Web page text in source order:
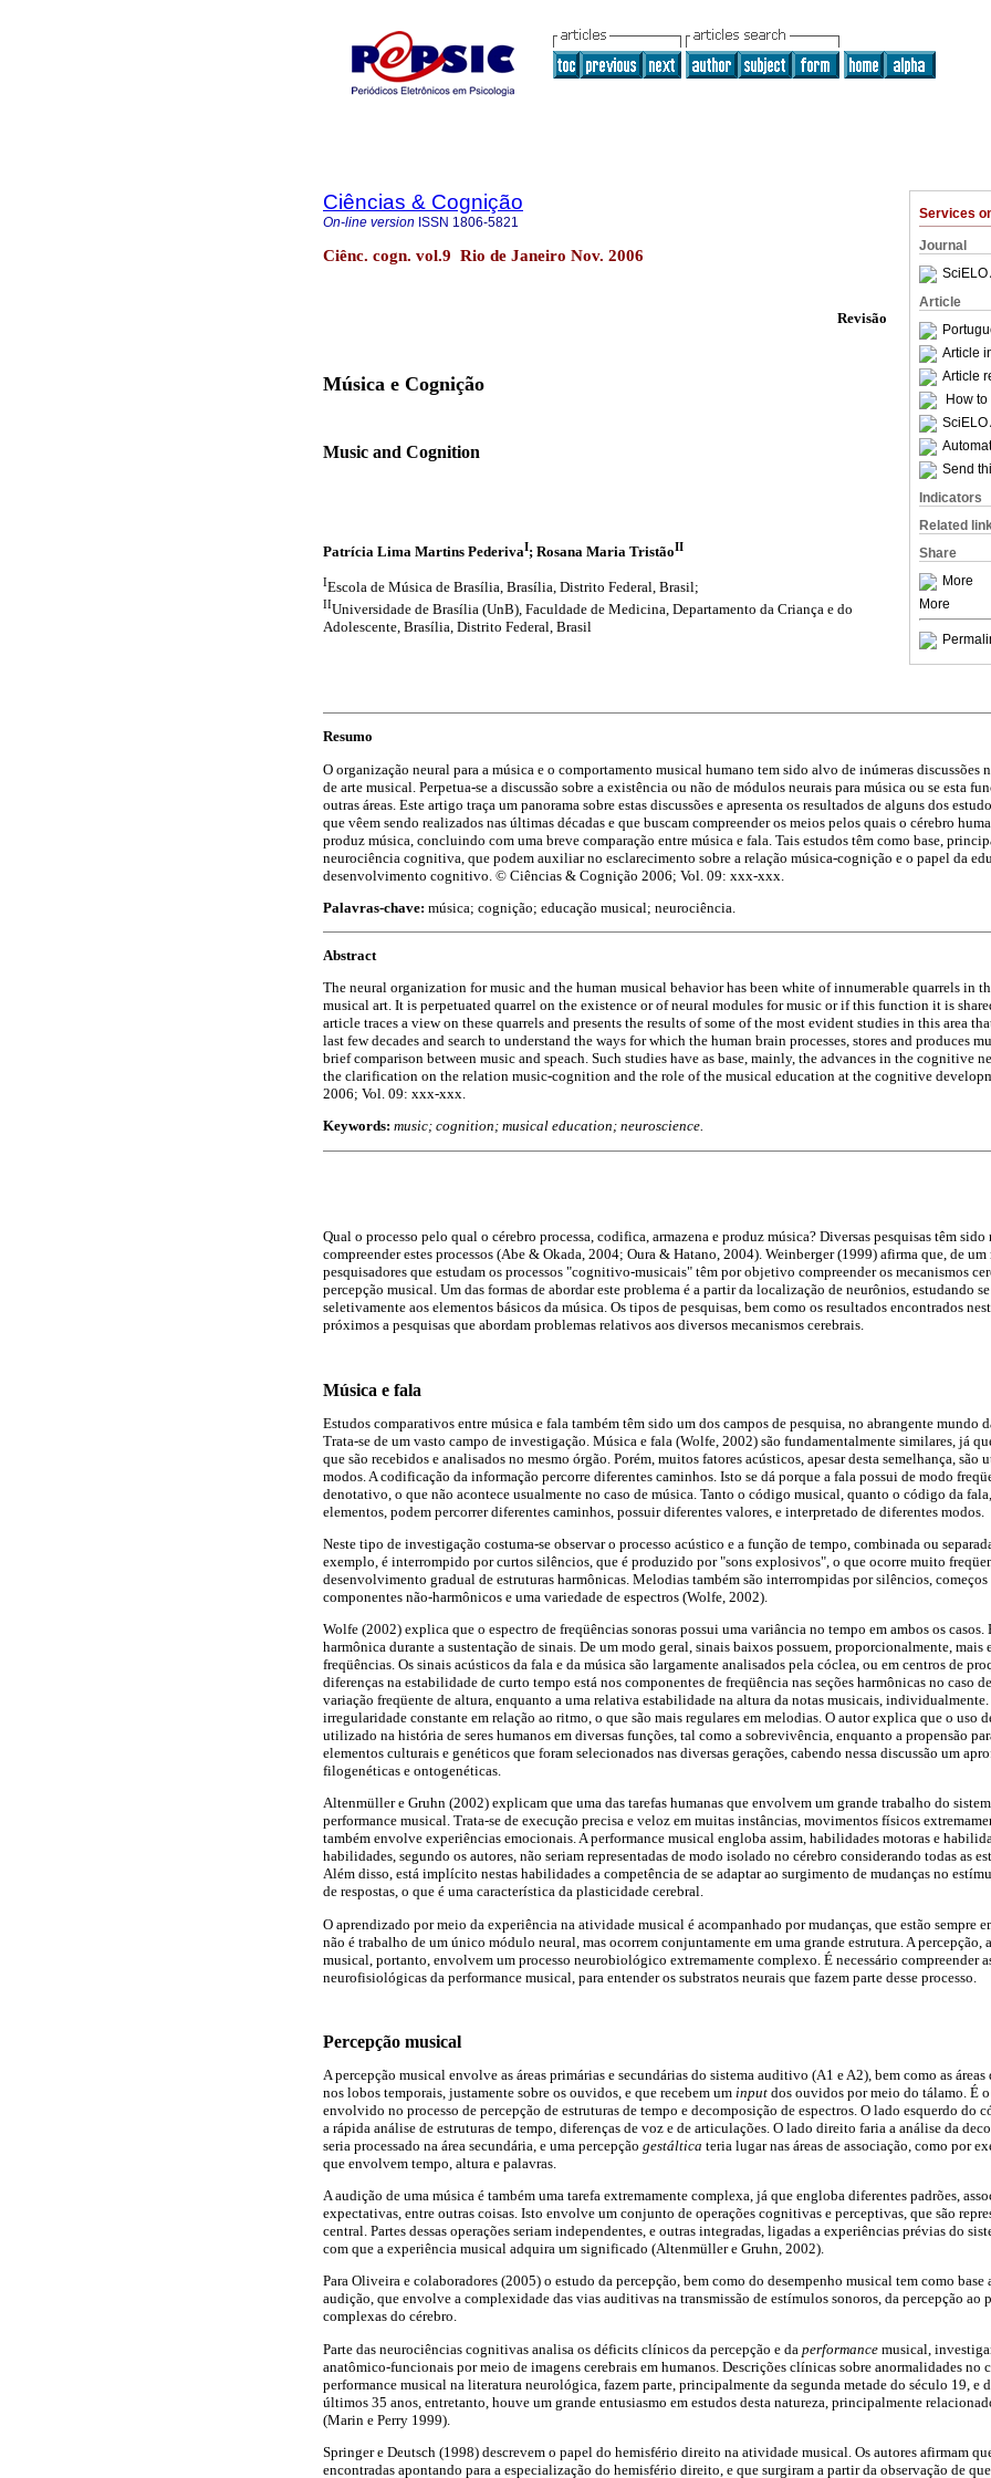
Services
Journal
SciELO
Article
Article
Article
How
SciELO
Send
Indicators
Related
Share
More
More
Ciências & Cognição
On-line version ISSN 1806-5821
Ciênc. cogn. vol.9 Rio de Janeiro Nov. 2006
Revisão
Música e Cognição
Music and Cognition
Patrícia Lima Martins PederivaI; Rosana Maria TristãoII
IEscola de Música de Brasília, Brasília, Distrito Federal, Brasil;
IIUniversidade de Brasília (UnB), Faculdade de Medicina, Departamento da Criança e do
Adolescente, Brasília, Distrito Federal, Brasil
Resumo
O organização neural para a música e o comportamento musical humano tem sido alvo de inúmeras discussões
de arte musical. Perpetua-se a discussão sobre a existência ou não de módulos neurais para música ou se esta
outras áreas. Este artigo traça um panorama sobre estas discussões e apresenta os resultados de alguns dos
que vêem sendo realizados nas últimas décadas e que buscam compreender os meios pelos quais o cérebro
produz música, concluindo com uma breve comparação entre música e fala. Tais estudos têm como base,
neurociência cognitiva, que podem auxiliar no esclarecimento sobre a relação música-cognição e o papel da
desenvolvimento cognitivo. © Ciências & Cognição 2006; Vol. 09: xxx-xxx.
Palavras-chave: música; cognição; educação musical; neurociência.
Abstract
The neural organization for music and the human musical behavior has been white of innumerable quarrels in
musical art. It is perpetuated quarrel on the existence or of neural modules for music or if this function it is
article traces a view on these quarrels and presents the results of some of the most evident studies in this area
last few decades and search to understand the ways for which the human brain processes, stores and produces
brief comparison between music and speach. Such studies have as base, mainly, the advances in the cognitive
the clarification on the relation music-cognition and the role of the musical education at the cognitive
2006; Vol. 09: xxx-xxx.
Keywords: music; cognition; musical education; neuroscience.
Qual o processo pelo qual o cérebro processa, codifica, armazena e produz música? Diversas pesquisas têm
compreender estes processos (Abe & Okada, 2004; Oura & Hatano, 2004). Weinberger (1999) afirma que, de um
pesquisadores que estudam os processos "cognitivo-musicais" têm por objetivo compreender os mecanismos
percepção musical. Um das formas de abordar este problema é a partir da localização de neurônios, estudando
seletivamente aos elementos básicos da música. Os tipos de pesquisas, bem como os resultados encontrados
próximos a pesquisas que abordam problemas relativos aos diversos mecanismos cerebrais.
Música e fala
Estudos comparativos entre música e fala também têm sido um dos campos de pesquisa, no abrangente
Trata-se de um vasto campo de investigação. Música e fala (Wolfe, 2002) são fundamentalmente similares, já
que são recebidos e analisados no mesmo órgão. Porém, muitos fatores acústicos, apesar desta semelhança, são
modos. A codificação da informação percorre diferentes caminhos. Isto se dá porque a fala possui de modo
denotativo, o que não acontece usualmente no caso de música. Tanto o código musical, quanto o código da
elementos, podem percorrer diferentes caminhos, possuir diferentes valores, e interpretado de diferentes modos.
Neste tipo de investigação costuma-se observar o processo acústico e a função de tempo, combinada ou
exemplo, é interrompido por curtos silêncios, que é produzido por "sons explosivos", o que ocorre muito
desenvolvimento gradual de estruturas harmônicas. Melodias também são interrompidas por silêncios, começos
componentes não-harmônicos e uma variedade de espectros (Wolfe, 2002).
Wolfe (2002) explica que o espectro de freqüências sonoras possui uma variância no tempo em ambos os casos.
harmônica durante a sustentação de sinais. De um modo geral, sinais baixos possuem, proporcionalmente, mais
freqüências. Os sinais acústicos da fala e da música são largamente analisados pela cóclea, ou em centros de
diferenças na estabilidade de curto tempo está nos componentes de freqüência nas seções harmônicas no caso
variação freqüente de altura, enquanto a uma relativa estabilidade na altura da notas musicais, individualmente.
irregularidade constante em relação ao ritmo, o que são mais regulares em melodias. O autor explica que o uso
utilizado na história de seres humanos em diversas funções, tal como a sobrevivência, enquanto a propensão
elementos culturais e genéticos que foram selecionados nas diversas gerações, cabendo nessa discussão um
filogenéticas e ontogenéticas.
Altenmüller e Gruhn (2002) explicam que uma das tarefas humanas que envolvem um grande trabalho do
performance musical. Trata-se de execução precisa e veloz em muitas instâncias, movimentos físicos
também envolve experiências emocionais. A performance musical engloba assim, habilidades motoras e
habilidades, segundo os autores, não seriam representadas de modo isolado no cérebro considerando todas as
Além disso, está implícito nestas habilidades a competência de se adaptar ao surgimento de mudanças no
de respostas, o que é uma característica da plasticidade cerebral.
O aprendizado por meio da experiência na atividade musical é acompanhado por mudanças, que estão sempre
não é trabalho de um único módulo neural, mas ocorrem conjuntamente em uma grande estrutura. A percepção,
musical, portanto, envolvem um processo neurobiológico extremamente complexo. É necessário compreender
neurofisiológicas da performance musical, para entender os substratos neurais que fazem parte desse processo.
Percepção musical
A percepção musical envolve as áreas primárias e secundárias do sistema auditivo (A1 e A2), bem como as
nos lobos temporais, justamente sobre os ouvidos, e que recebem um input dos ouvidos por meio do tálamo. É
envolvido no processo de percepção de estruturas de tempo e decomposição de espectros. O lado esquerdo
a rápida análise de estruturas de tempo, diferenças de voz e de articulações. O lado direito faria a análise da
seria processado na área secundária, e uma percepção gestáltica teria lugar nas áreas de associação, como por
que envolvem tempo, altura e palavras.
A audição de uma música é também uma tarefa extremamente complexa, já que engloba diferentes padrões,
expectativas, entre outras coisas. Isto envolve um conjunto de operações cognitivas e perceptivas, que são
central. Partes dessas operações seriam independentes, e outras integradas, ligadas a experiências prévias do
com que a experiência musical adquira um significado (Altenmüller e Gruhn, 2002).
Para Oliveira e colaboradores (2005) o estudo da percepção, bem como do desempenho musical tem como base
audição, que envolve a complexidade das vias auditivas na transmissão de estímulos sonoros, da percepção ao
complexas do cérebro.
Parte das neurociências cognitivas analisa os déficits clínicos da percepção e da performance musical,
anatômico-funcionais por meio de imagens cerebrais em humanos. Descrições clínicas sobre anormalidades no
performance musical na literatura neurológica, fazem parte, principalmente da segunda metade do século 19, e
últimos 35 anos, entretanto, houve um grande entusiasmo em estudos desta natureza, principalmente
(Marin e Perry 1999).
Springer e Deutsch (1998) descrevem o papel do hemisfério direito na atividade musical. Os autores afirmam
encontradas apontando para a especialização do hemisfério direito, e que surgiram a partir da observação de